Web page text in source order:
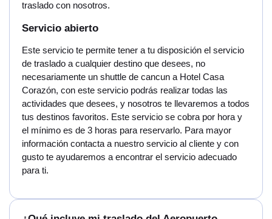
traslado con nosotros.
Servicio abierto
Este servicio te permite tener a tu disposición el servicio
de traslado a cualquier destino que desees, no
necesariamente un shuttle de cancun a Hotel Casa
Corazón, con este servicio podrás realizar todas las
actividades que desees, y nosotros te llevaremos a todos
tus destinos favoritos. Este servicio se cobra por hora y
el mínimo es de 3 horas para reservarlo. Para mayor
información contacta a nuestro servicio al cliente y con
gusto te ayudaremos a encontrar el servicio adecuado
para ti.